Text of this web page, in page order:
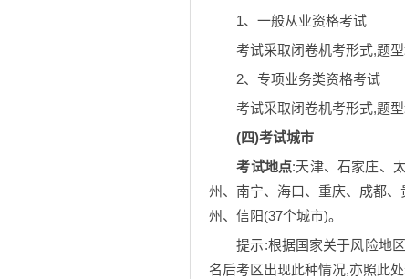
1、一般从业资格考试
考试采取闭卷机考形式,题
2、专项业务类资格考试
考试采取闭卷机考形式,题
(四)考试城市
考试地点:天津、石家庄、
州、南宁、海口、重庆、成都
州、信阳(37个城市)。
提示:根据国家关于风险地
名后考区出现此种情况,亦照此